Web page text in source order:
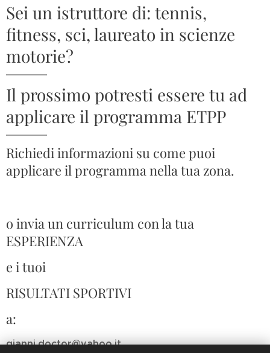
Sei un istruttore di: tennis,
fitness, sci, laureato in scienze
motorie?
Il prossimo potresti essere tu ad
applicare il programma ETPP
Richiedi informazioni su come puoi
applicare il programma nella tua zona.
o invia un curriculum con la tua
ESPERIENZA
e i tuoi
RISULTATI SPORTIVI
a:
gianni.doctor@yahoo.it